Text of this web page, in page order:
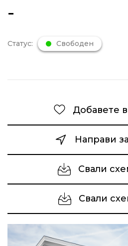
-
Статус: Свободен
Добавете
Направи
Свали
Свали